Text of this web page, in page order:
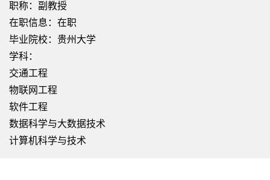
职称：副教授
在职信息：在职
毕业院校：贵州大学
学科：
交通工程
物联网工程
软件工程
数据科学与大数据技术
计算机科学与技术